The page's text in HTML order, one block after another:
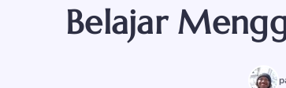
Belajar